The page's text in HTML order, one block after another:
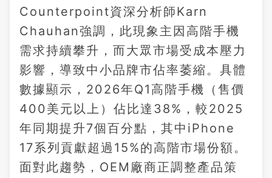
Counterpoint資深分析師Karn
Chauhan強調，此現象主因高階手機
需求持續攀升，而大眾市場受成本壓力
影響，導致中小品牌市佔率萎縮。具體
數據顯示，2026年Q1高階手機（售價
400美元以上）佔比達38%，較2025
年同期提升7個百分點，其中iPhone
17系列貢獻超過15%的高階市場份額。
面對此趨勢，OEM廠商正調整產品策